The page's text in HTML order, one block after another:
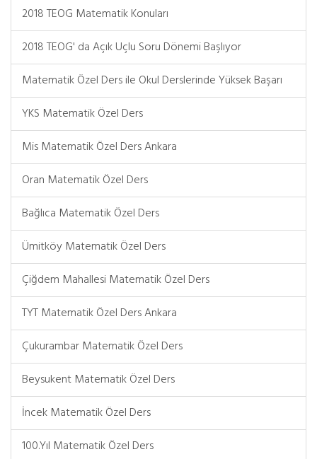
2018 TEOG Matematik Konuları
2018 TEOG' da Açık Uçlu Soru Dönemi Başlıyor
Matematik Özel Ders ile Okul Derslerinde Yüksek Başarı
YKS Matematik Özel Ders
Mis Matematik Özel Ders Ankara
Oran Matematik Özel Ders
Bağlıca Matematik Özel Ders
Ümitköy Matematik Özel Ders
Çiğdem Mahallesi Matematik Özel Ders
TYT Matematik Özel Ders Ankara
Çukurambar Matematik Özel Ders
Beysukent Matematik Özel Ders
İncek Matematik Özel Ders
100.Yıl Matematik Özel Ders